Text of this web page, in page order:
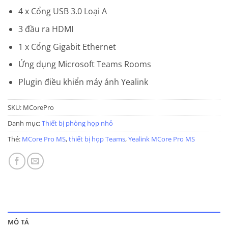
4 x Cổng USB 3.0 Loại A
3 đầu ra HDMI
1 x Cổng Gigabit Ethernet
Ứng dụng Microsoft Teams Rooms
Plugin điều khiển máy ảnh Yealink
SKU: MCorePro
Danh mục:Thiết bị phòng họp nhỏ
Thẻ: MCore Pro MS,thiết bị họp Teams,Yealink MCore Pro MS
MÔ TẢ